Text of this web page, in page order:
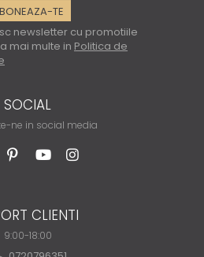
newsletter cu promotiile
mai multe in Politica de
SOCIAL
ne in social media
CLIENTI
9:00-18:00